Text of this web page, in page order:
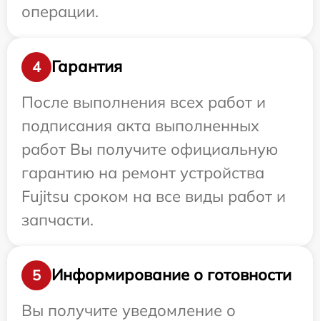
операции.
4
Гарантия
После выполнения всех работ и
подписания акта выполненных
работ Вы получите официальную
гарантию на ремонт устройства
Fujitsu сроком на все виды работ и
запчасти.
5
Информирование о готовности
Вы получите уведомление о